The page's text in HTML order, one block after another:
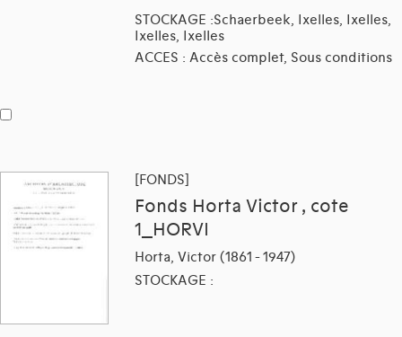
STOCKAGE :Schaerbeek, Ixelles, Ixelles,
Ixelles, Ixelles
ACCES : Accès complet, Sous conditions
[FONDS]
Fonds Horta Victor , cote
1_HORVI
Horta, Victor (1861 - 1947)
STOCKAGE :